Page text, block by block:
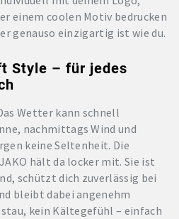
einem coolen Motiv bedrucken
genauso einzigartig ist wie du.
Style – für jedes
Wetter kann schnell
nachmittags Wind und
keine Seltenheit. Die
hält da locker mit. Sie ist
schützt dich zuverlässig bei
bleibt dabei angenehm
kein Kältegefühl – einfach